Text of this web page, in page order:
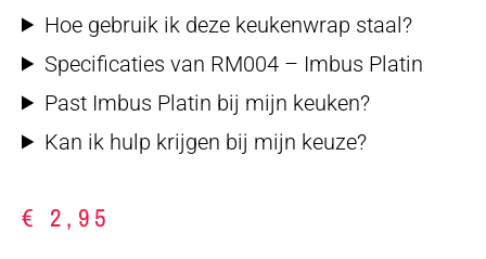
Hoe gebruik ik deze keukenwrap staal?
Specificaties van RM004 – Imbus Platin
Past Imbus Platin bij mijn keuken?
Kan ik hulp krijgen bij mijn keuze?
€ 2,95